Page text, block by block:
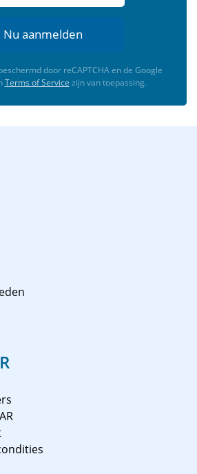
Nu aanmelden
door reCAPTCHA en de Google
Terms of Service zijn van toepassing.